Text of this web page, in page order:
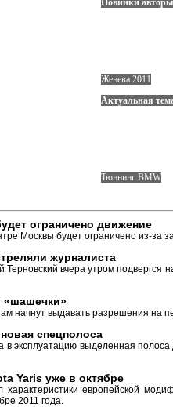
Новинки
Женева 2011
Актуальная
Тюннинг BMW
ограничено движение
Москвы будет ограничено из-за
журналиста
Терновский вчера утром
«шашечки»
начнут выдавать разрешения на
спецполоса
эксплуатацию выделенная
Yaris уже в октябре
европейской
2011 года.